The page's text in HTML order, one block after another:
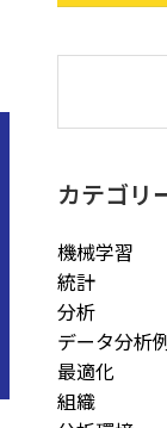
対
:カテゴリ
機械学習
統計
分析
データ分析例
最適化
組織